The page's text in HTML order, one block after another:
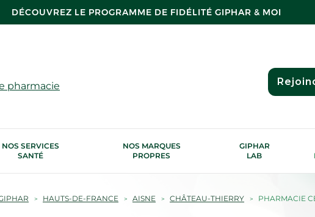
DÉCOUVREZ LE PROGRAMME DE FIDÉLITÉ GIPHAR & MOI
pharmacie
NOS SERVICES
SANTÉ
NOS MARQUES
PROPRES
GIPHAR
LAB
HAUTS-DE-FRANCE AISNE CHÂTEAU-THIERRY PHARMACIE